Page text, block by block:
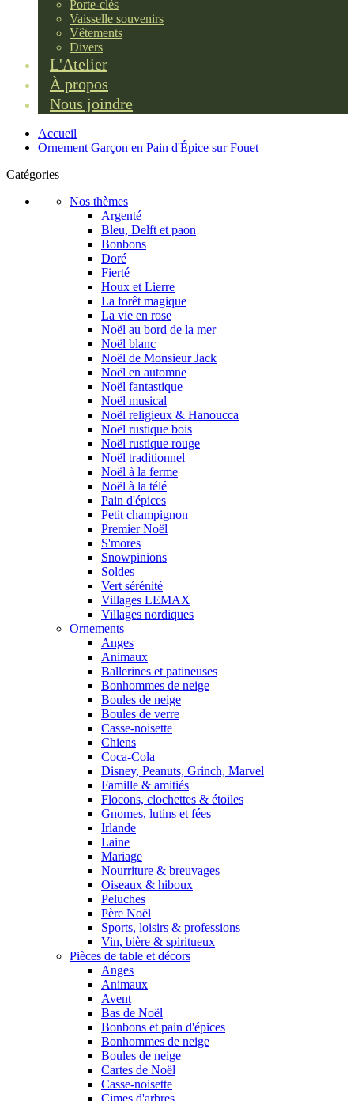
Porte-clés
Vaisselle souvenirs
Vêtements
Divers
L'Atelier
À propos
Nous joindre
Accueil
Ornement Garçon en Pain d'Épice sur Fouet
Catégories
Nos thèmes
Argenté
Bleu, Delft et paon
Bonbons
Doré
Fierté
Houx et Lierre
La forêt magique
La vie en rose
Noël au bord de la mer
Noël blanc
Noël de Monsieur Jack
Noël en automne
Noël fantastique
Noël musical
Noël religieux & Hanoucca
Noël rustique bois
Noël rustique rouge
Noël traditionnel
Noël à la ferme
Noël à la télé
Pain d'épices
Petit champignon
Premier Noël
S'mores
Snowpinions
Soldes
Vert sérénité
Villages LEMAX
Villages nordiques
Ornements
Anges
Animaux
Ballerines et patineuses
Bonhommes de neige
Boules de neige
Boules de verre
Casse-noisette
Chiens
Coca-Cola
Disney, Peanuts, Grinch, Marvel
Famille & amitiés
Flocons, clochettes & étoiles
Gnomes, lutins et fées
Irlande
Laine
Mariage
Nourriture & breuvages
Oiseaux & hiboux
Peluches
Père Noël
Sports, loisirs & professions
Vin, bière & spiritueux
Pièces de table et décors
Anges
Animaux
Avent
Bas de Noël
Bonbons et pain d'épices
Bonhommes de neige
Boules de neige
Cartes de Noël
Casse-noisette
Cimes d'arbres